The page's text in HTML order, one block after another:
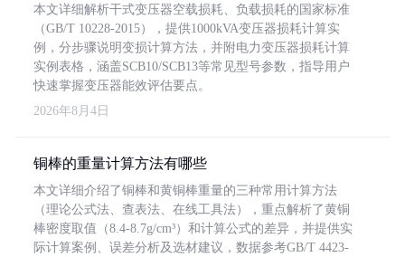
本文详细解析干式变压器空载损耗、负载损耗的国家标准
（GB/T 10228-2015），提供1000kVA变压器损耗计算实
例，分步骤说明变损计算方法，并附电力变压器损耗计算
实例表格，涵盖SCB10/SCB13等常见型号参数，指导用户
快速掌握变压器能效评估要点。
2026年8月4日
铜棒的重量计算方法有哪些
本文详细介绍了铜棒和黄铜棒重量的三种常用计算方法
（理论公式法、查表法、在线工具法），重点解析了黄铜
棒密度取值（8.4-8.7g/cm³）和计算公式的差异，并提供实
际计算案例、误差分析及选材建议，数据参考GB/T 4423-